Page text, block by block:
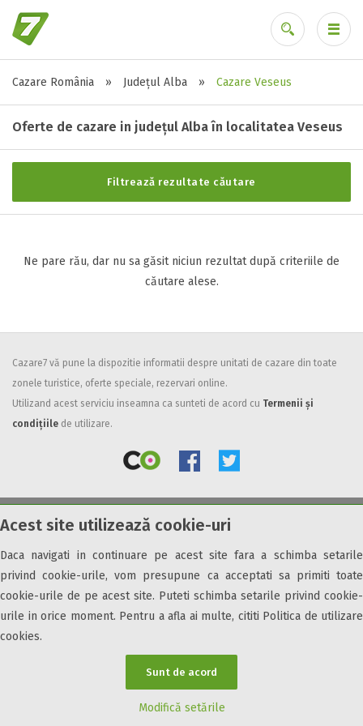
Acest site utilizează cookie-uri
Daca navigati in continuare pe acest site fara a schimba setarile
privind cookie-urile, vom presupune ca acceptati sa primiti toate
cookie-urile de pe acest site. Puteti schimba setarile privind cookie-
urile in orice moment. Pentru a afla ai multe, cititi Politica de utilizare
cookies.
Sunt de acord
Modifică setările
Cazare România » Județul Alba » Cazare Veseus
Oferte de cazare in județul Alba în localitatea Veseus
Filtrează rezultate căutare
Stele / margarete
Neclasificat
2 stele / margarete
3 stele / margarete
Facilități
Internet wireless
All inclusive
Pensiune completa
Demipensiune
Mic dejun
Accepta animale
Accepta voucher vacanta
Acces persoane cu dizabilități
Ne pare rău, dar nu sa găsit niciun rezultat după criteriile de
căutare alese.
Cazare7 vă pune la dispozitie informatii despre unitati de cazare din toate
zonele turistice, oferte speciale, rezervari online.
Utilizand acest serviciu inseamna ca sunteti de acord cu Termenii și
condițiile de utilizare.
© 2026 Cazare7. Toate drepturile rezervate.
Obiective turistice Informații utile Parteneri Cazare7 Harta Cazare7